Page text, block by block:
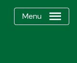
Menu